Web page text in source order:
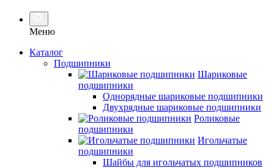
Меню
Каталог
Подшипники
Шариковые
подшипники
Однорядные шариковые подшипники
Двухрядные шариковые подшипники
Роликовые
подшипники
Игольчатые
подшипники
Шайбы для игольчатых подшипников